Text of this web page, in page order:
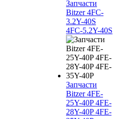
Запчасти
Bitzer 4FC-
3.2Y-40S
4FC-5.2Y-40S
Запчасти
Bitzer 4FE-
25Y-40P 4FE-
28Y-40P 4FE-